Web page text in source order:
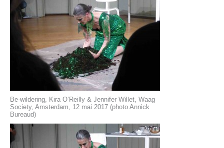
Be-wildering, Kira O’Reilly & Jennifer Willet, Waag
Society, Amsterdam, 12 mai 2017 (photo Annick
Bureaud)